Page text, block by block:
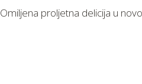
Omiljena proljetna delicija u